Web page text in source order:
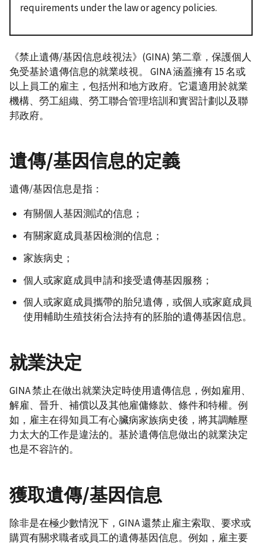
requirements under the law or agency policies.
《禁止遺傳/基因信息歧視法》(GINA) 第二章，保護個人
免受基於遺傳信息的就業歧視。 GINA 涵蓋擁有 15 名或
以上員工的雇主，包括州和地方政府。它還適用於就業
機構、勞工組織、勞工聯合管理培訓和實習計劃以及聯
邦政府。
遺傳/基因信息的定義
遺傳/基因信息是指：
有關個人基因測試的信息；
有關家庭成員基因檢測的信息；
家族病史；
個人或家庭成員申請和接受遺傳基因服務；
個人或家庭成員攜帶的胎兒遺傳，或個人或家庭成員
使用輔助生殖技術合法持有的胚胎的遺傳基因信息。
就業決定
GINA 禁止在做出就業決定時使用遺傳信息，例如雇用、
解雇、晉升、補償以及其他雇傭條款、條件和特權。例
如，雇主在得知員工有心臟病家族病史後，將其調離壓
力太大的工作是違法的。基於遺傳信息做出的就業決定
也是不容許的。
獲取遺傳/基因信息
除非是在極少數情況下，GINA 還禁止雇主索取、要求或
購買有關求職者或員工的遺傳基因信息。例如，雇主要